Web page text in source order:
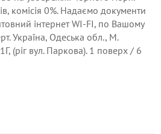
комісія 0%. Надаємо документи
інтернет WI-FI, по Вашому
Україна, Одеська обл., М.
1Г, (ріг вул. Паркова). 1 поверх / 6